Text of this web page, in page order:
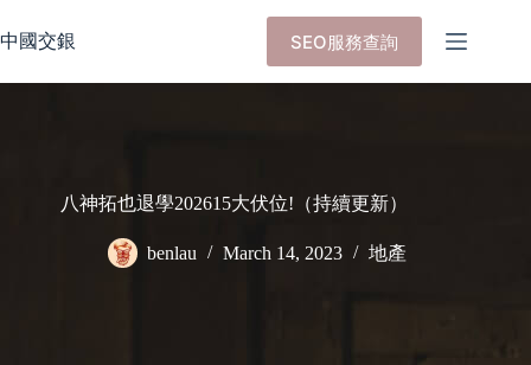
to
content
中國交銀 SEO服務查詢
八神拓也退學202615大伏位!（持續更新）
benlau March 14, 2023 地產